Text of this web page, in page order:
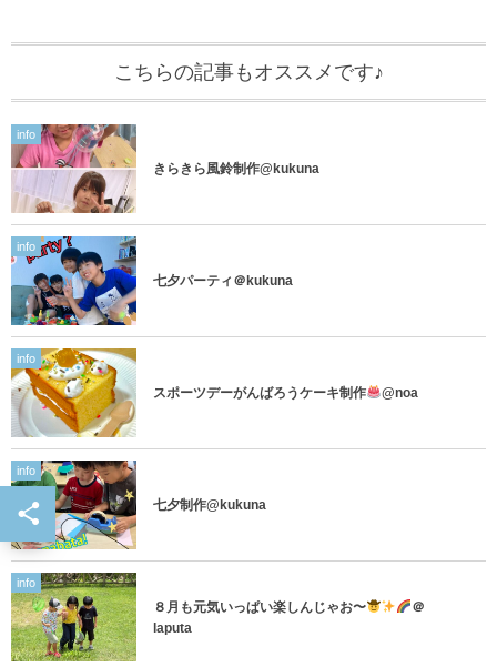
こちらの記事もオススメです♪
info
きらきら風鈴制作@kukuna
info
七夕パーティ＠kukuna
info
スポーツデーがんばろうケーキ制作 @noa
info
七夕制作@kukuna
info
８月も元気いっぱい楽しんじゃお〜
＠
laputa